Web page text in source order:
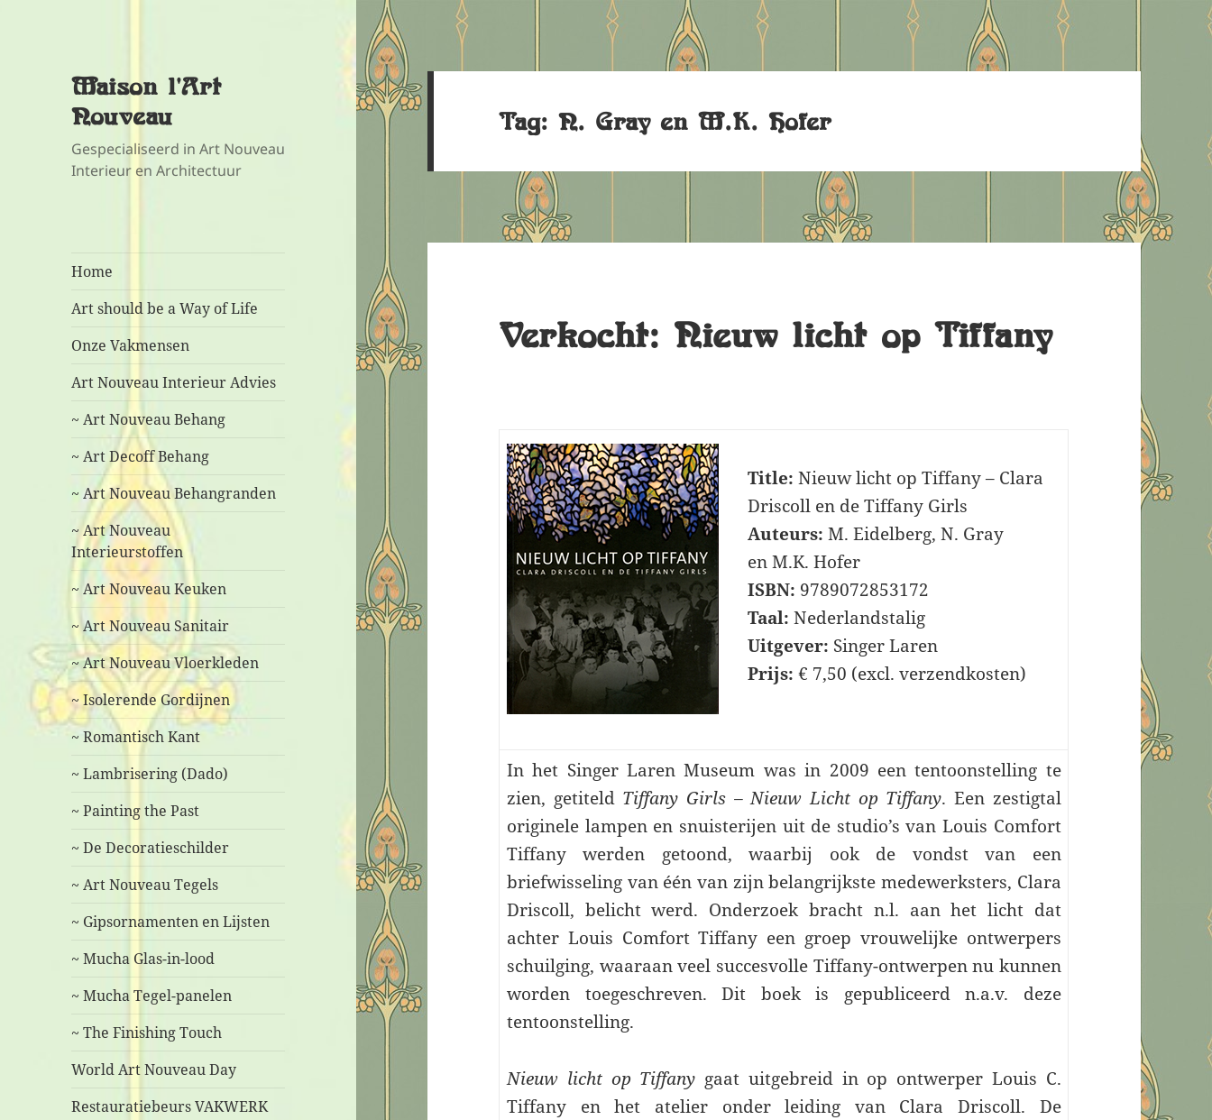
Maison l'Art
Nouveau
Gespecialiseerd in Art Nouveau
Interieur en Architectuur
Home
Art should be a Way of Life
Onze Vakmensen
Art Nouveau Interieur Advies
~ Art Nouveau Behang
~ Art Decoff Behang
~ Art Nouveau Behangranden
~ Art Nouveau
Interieurstoffen
~ Art Nouveau Keuken
~ Art Nouveau Sanitair
~ Art Nouveau Vloerkleden
~ Isolerende Gordijnen
~ Romantisch Kant
~ Lambrisering (Dado)
~ Painting the Past
~ De Decoratieschilder
~ Art Nouveau Tegels
~ Gipsornamenten en Lijsten
~ Mucha Glas-in-lood
~ Mucha Tegel-panelen
~ The Finishing Touch
World Art Nouveau Day
Restauratiebeurs VAKWERK
Tag:N. Gray en M.K. Hofer
Verkocht: Nieuw licht op Tiffany
Title: Nieuw licht op Tiffany – Clara
Driscoll en de Tiffany Girls
Auteurs: M. Eidelberg, N. Gray
en M.K. Hofer
ISBN: 9789072853172
Taal: Nederlandstalig
Uitgever: Singer Laren
Prijs: € 7,50 (excl. verzendkosten)
In het Singer Laren Museum was in 2009 een tentoonstelling te
zien, getiteld Tiffany Girls – Nieuw Licht op Tiffany. Een zestigtal
originele lampen en snuisterijen uit de studio’s van Louis Comfort
Tiffany werden getoond, waarbij ook de vondst van een
briefwisseling van één van zijn belangrijkste medewerksters, Clara
Driscoll, belicht werd. Onderzoek bracht n.l. aan het licht dat
achter Louis Comfort Tiffany een groep vrouwelijke ontwerpers
schuilging, waaraan veel succesvolle Tiffany-ontwerpen nu kunnen
worden toegeschreven. Dit boek is gepubliceerd n.a.v. deze
tentoonstelling.
Nieuw licht op Tiffany gaat uitgebreid in op ontwerper Louis C.
Tiffany en het atelier onder leiding van Clara Driscoll. De